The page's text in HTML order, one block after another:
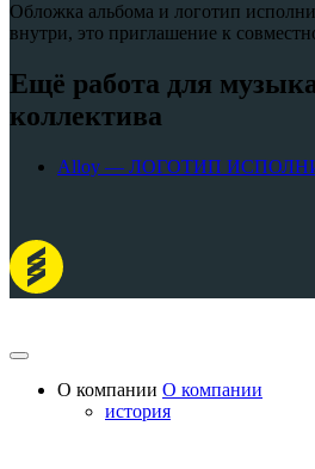
Обложка альбома и логотип
внутри, это приглашение к
Ещё работа для
коллектива
Alloy — ЛОГОТИП
О компании О компании
история